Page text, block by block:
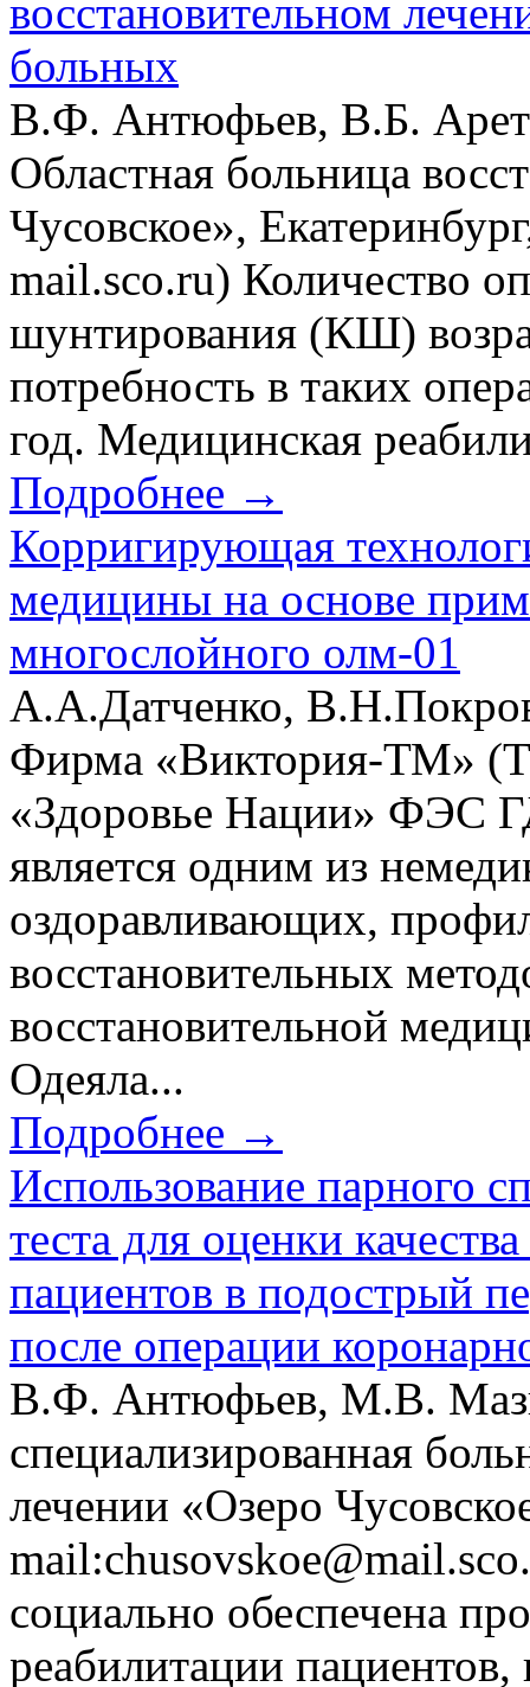
восстановительном
больных
В.Ф. Антюфьев, В.Б.
Областная больница
Чусовское»,
mail.sco.ru) Количество
шунтирования (КШ)
потребность в таких
год. Медицинская
Подробнее →
Корригирующая
медицины на основе
многослойного олм-01
А.А.Датченко,
Фирма «Виктория-ТМ»
«Здоровье Нации» ФЭС
является одним из
оздоравливающих,
восстановительных
восстановительной
Одеяла...
Подробнее →
Использование парного
теста для оценки
пациентов в подострый
после операции
В.Ф. Антюфьев, М.В.
специализированная
лечении «Озеро
социально обеспечена
реабилитации